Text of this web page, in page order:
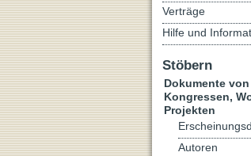
Verträge
Hilfe und
Stöbern
Dokumente
Kongressen,
Projekten
Autoren